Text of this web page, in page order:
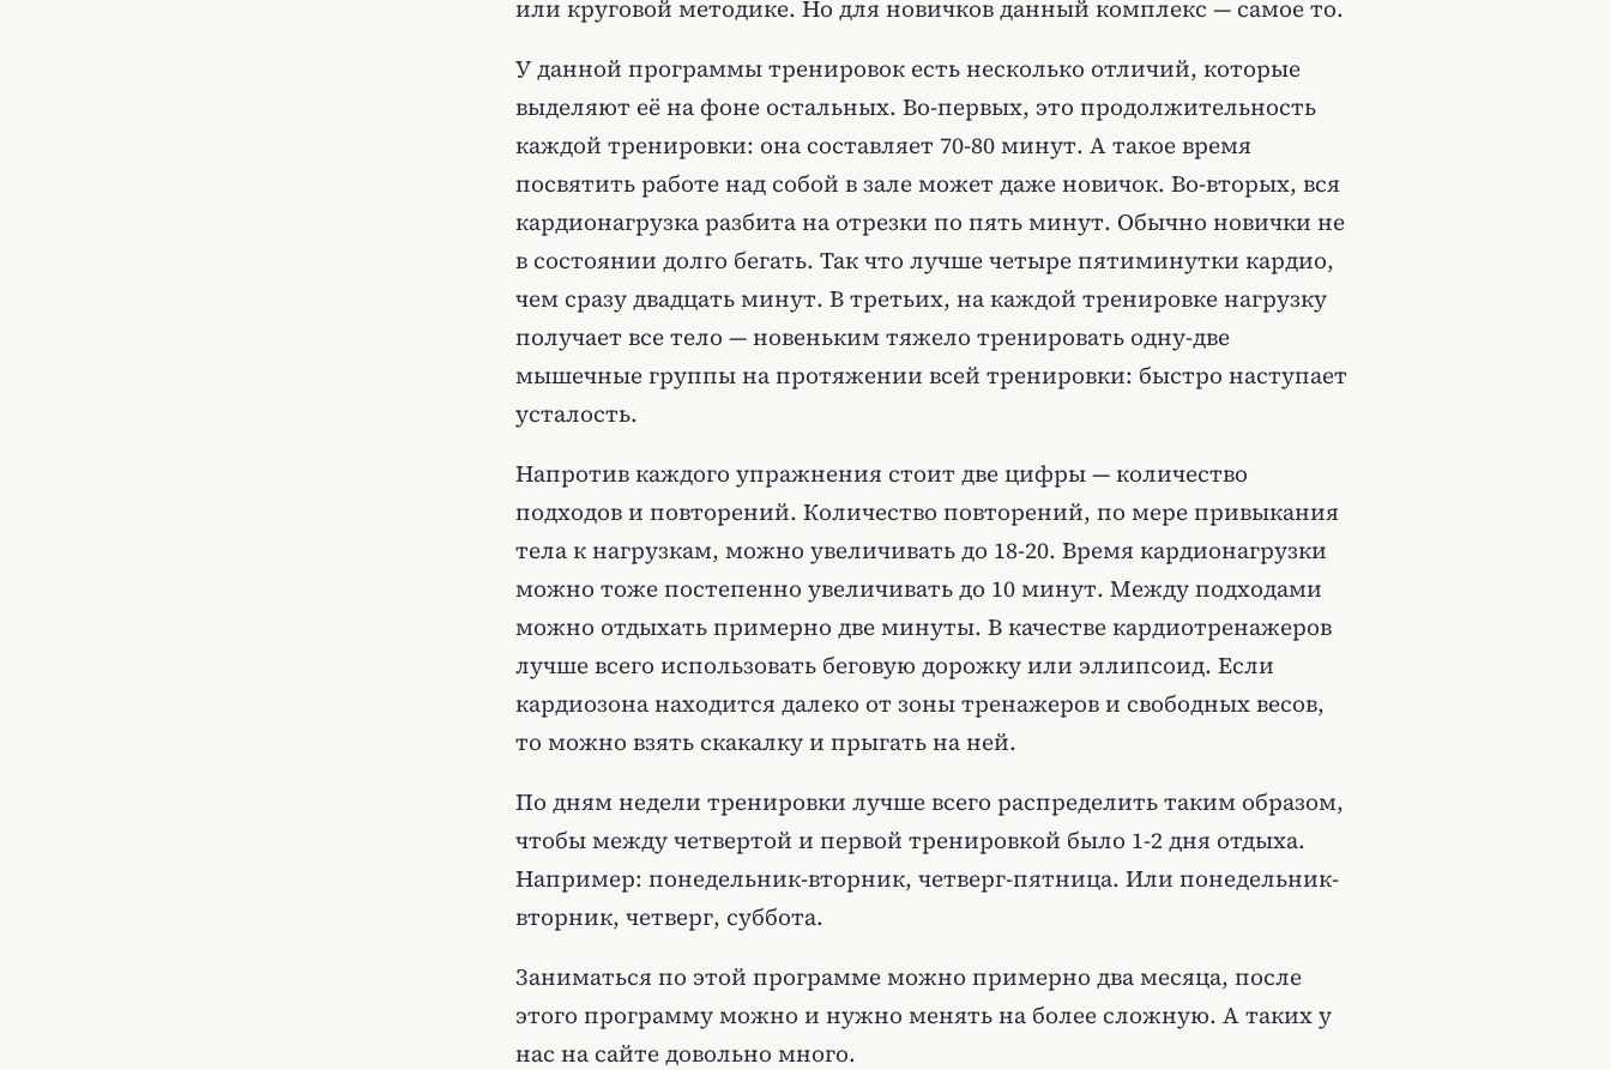
или круговой методике. Но для новичков данный комплекс — самое то.
У данной программы тренировок есть несколько отличий, которые
выделяют её на фоне остальных. Во-первых, это продолжительность
каждой тренировки: она составляет 70-80 минут. А такое время
посвятить работе над собой в зале может даже новичок. Во-вторых, вся
кардионагрузка разбита на отрезки по пять минут. Обычно новички не
в состоянии долго бегать. Так что лучше четыре пятиминутки кардио,
чем сразу двадцать минут. В третьих, на каждой тренировке нагрузку
получает все тело — новеньким тяжело тренировать одну-две
мышечные группы на протяжении всей тренировки: быстро наступает
усталость.
Напротив каждого упражнения стоит две цифры — количество
подходов и повторений. Количество повторений, по мере привыкания
тела к нагрузкам, можно увеличивать до 18-20. Время кардионагрузки
можно тоже постепенно увеличивать до 10 минут. Между подходами
можно отдыхать примерно две минуты. В качестве кардиотренажеров
лучше всего использовать беговую дорожку или эллипсоид. Если
кардиозона находится далеко от зоны тренажеров и свободных весов,
то можно взять скакалку и прыгать на ней.
По дням недели тренировки лучше всего распределить таким образом,
чтобы между четвертой и первой тренировкой было 1-2 дня отдыха.
Например: понедельник-вторник, четверг-пятница. Или понедельник-
вторник, четверг, суббота.
Заниматься по этой программе можно примерно два месяца, после
этого программу можно и нужно менять на более сложную. А таких у
нас на сайте довольно много.